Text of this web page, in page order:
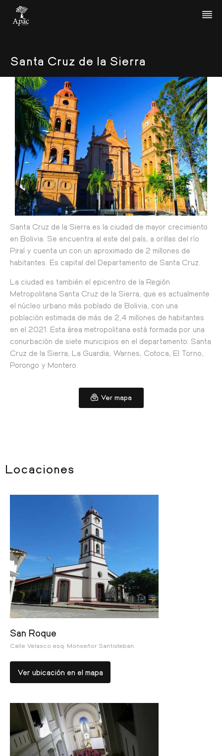
Santa Cruz de la Sierra
Santa Cruz de la Sierra es la ciudad de mayor crecimiento
en Bolivia. Se encuentra al este del país, a orillas del río
Piraí y cuenta un con un aproximado de 2 millones de
habitantes. Es capital del Departamento de Santa Cruz.
La ciudad es también el epicentro de la Región
Metropolitana Santa Cruz de la Sierra, que es actualmente
el núcleo urbano más poblado de Bolivia, con una
población estimada de más de 2,4 millones de habitantes
en el 2021. Esta área metropolitana está formada por una
conurbación de siete municipios en el departamento: Santa
Cruz de la Sierra, La Guardia, Warnes, Cotoca, El Torno,
Porongo y Montero.
Ver mapa
Locaciones
San Roque
Calle Velasco esq. Monseñor Santisteban.
Ver ubicación en el mapa